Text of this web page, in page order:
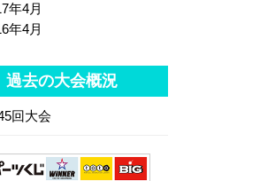
年4月
年4月
過去の大会概況
回大会